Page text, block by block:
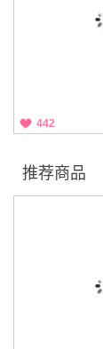
442
推荐商品